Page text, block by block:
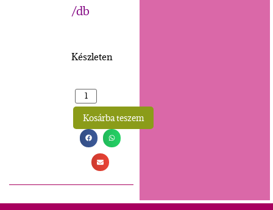
/db
Készleten
Kosárba teszem
Alternative: